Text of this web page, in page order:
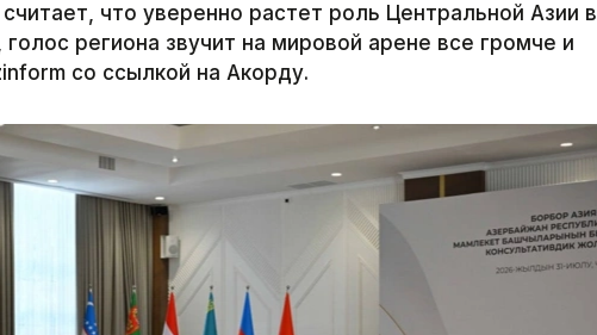
что уверенно растет роль Центральной Азии в
региона звучит на мировой арене все громче и
со ссылкой на Акорду.